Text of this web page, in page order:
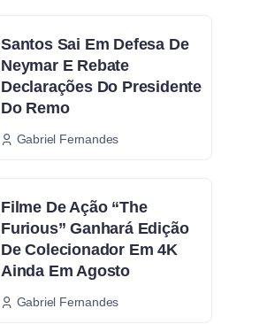
Santos Sai Em Defesa De
Neymar E Rebate
Declarações Do Presidente
Do Remo
Gabriel Fernandes
Filme De Ação “The
Furious” Ganhará Edição
De Colecionador Em 4K
Ainda Em Agosto
Gabriel Fernandes